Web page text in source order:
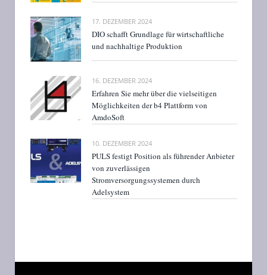
17. DEZEMBER 2024
DIO schafft Grundlage für wirtschaftliche
und nachhaltige Produktion
16. DEZEMBER 2024
Erfahren Sie mehr über die vielseitigen
Möglichkeiten der b4 Plattform von
AmdoSoft
10. DEZEMBER 2024
PULS festigt Position als führender Anbieter
von zuverlässigen
Stromversorgungssystemen durch
Adelsystem